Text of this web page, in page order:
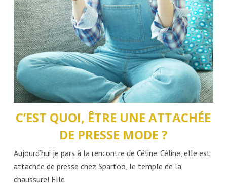
C’EST QUOI, ÊTRE UNE ATTACHÉE
DE PRESSE MODE ?
Aujourd’hui je pars à la rencontre de Céline. Céline, elle est
attachée de presse chez Spartoo, le temple de la
chaussure! Elle